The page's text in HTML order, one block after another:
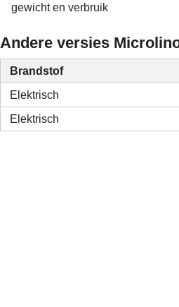
gewicht en verbruik
Andere versies
Brandstof
Elektrisch
Elektrisch